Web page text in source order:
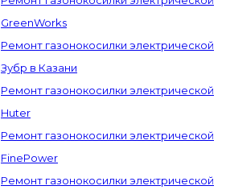
GreenWorks
Ремонт газонокосилки электрической
Зубр в Казани
Ремонт газонокосилки электрической
Huter
Ремонт газонокосилки электрической
FinePower
Ремонт газонокосилки электрической